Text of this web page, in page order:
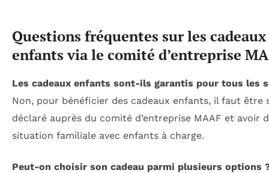
Questions fréquentes sur les cadeaux
enfants via le comité d’entreprise
Les cadeaux enfants sont-ils garantis pour tous les
Non, pour bénéficier des cadeaux enfants, il faut être
déclaré auprès du comité d’entreprise MAAF et avoir
situation familiale avec enfants à charge.
Peut-on choisir son cadeau parmi plusieurs options